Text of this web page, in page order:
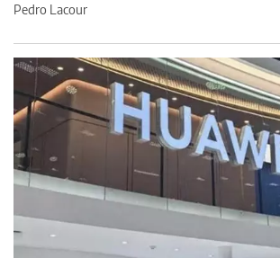
Pedro Lacour